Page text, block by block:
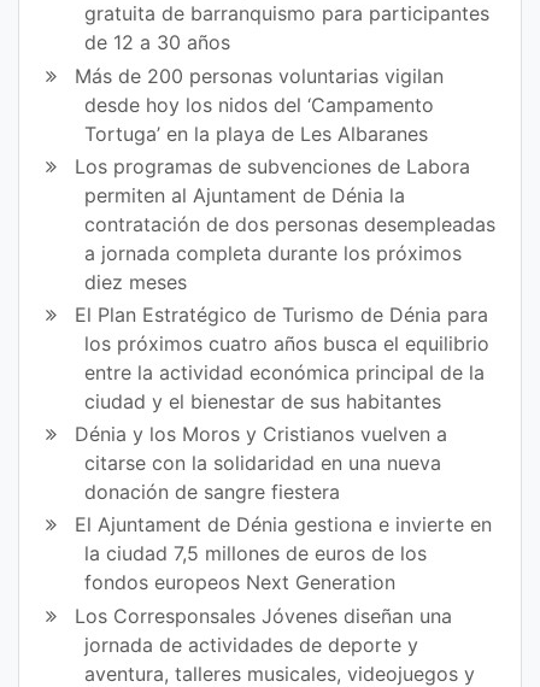
gratuita de barranquismo para participantes
de 12 a 30 años
Más de 200 personas voluntarias vigilan
desde hoy los nidos del ‘Campamento
Tortuga’ en la playa de Les Albaranes
Los programas de subvenciones de Labora
permiten al Ajuntament de Dénia la
contratación de dos personas desempleadas
a jornada completa durante los próximos
diez meses
El Plan Estratégico de Turismo de Dénia para
los próximos cuatro años busca el equilibrio
entre la actividad económica principal de la
ciudad y el bienestar de sus habitantes
Dénia y los Moros y Cristianos vuelven a
citarse con la solidaridad en una nueva
donación de sangre fiestera
El Ajuntament de Dénia gestiona e invierte en
la ciudad 7,5 millones de euros de los
fondos europeos Next Generation
Los Corresponsales Jóvenes diseñan una
jornada de actividades de deporte y
aventura, talleres musicales, videojuegos y